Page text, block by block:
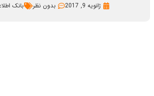
ژانویه 9, 2017 بدون نظر بانک